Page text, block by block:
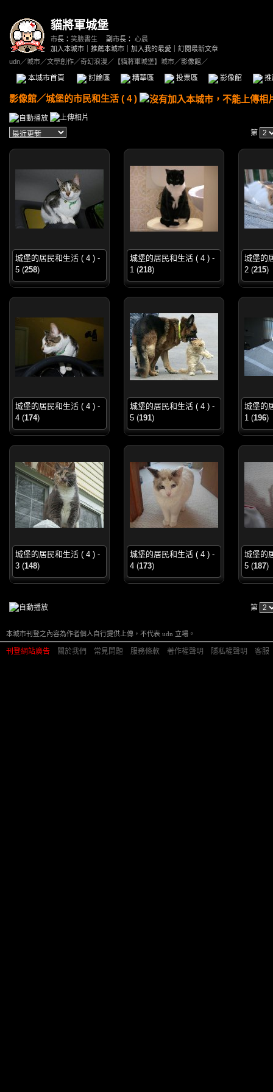
貓將軍城堡
市長： 笑臉書生 副市長： 心晨
加入本城市
推薦本城市 加入我的最愛
訂閱最新文章
udn／城市／文學創作／奇幻浪漫／ 【貓將軍城堡】城市／影像館／
本城市首頁 討論區 精華區 投票區 影像館
影像館／城堡的市民和生活 ( 4 )
第
城堡的居民和生活 ( 4 ) -
5 (258)
城堡的居民和生活 ( 4 ) -
1 (218)
城堡的
2 (215)
城堡的居民和生活 ( 4 ) -
4 (174)
城堡的居民和生活 ( 4 ) -
5 (191)
城堡的
1 (196)
城堡的居民和生活 ( 4 ) -
3 (148)
城堡的居民和生活 ( 4 ) -
4 (173)
城堡的
5 (187)
第
本城市刊登之內容為作者個人自行提供上傳，不代表 udn 立場。
刊登網站廣告 關於我們 常見問題 服務條款 著作權聲明 隱私權聲明 客服